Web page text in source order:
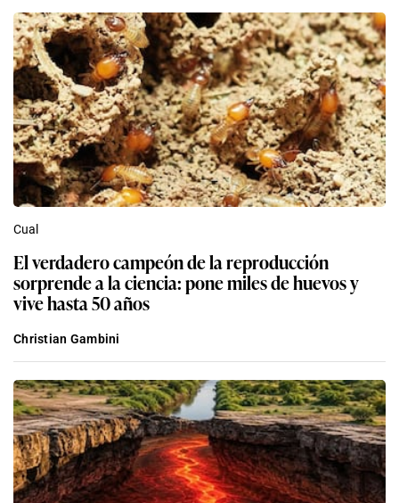
Cual
El verdadero campeón de la reproducción
sorprende a la ciencia: pone miles de huevos y
vive hasta 50 años
Christian Gambini